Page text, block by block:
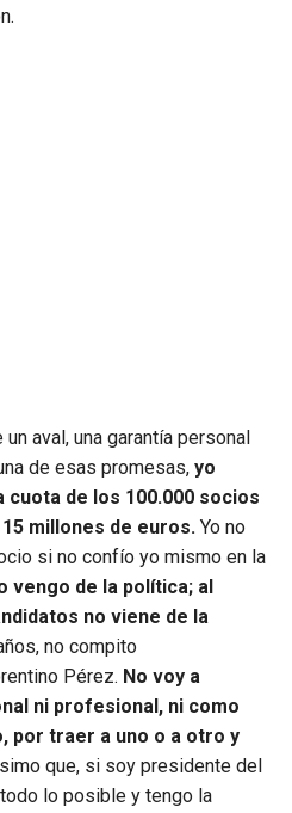
aval, una garantía personal
de esas promesas, yo
de los 100.000 socios
millones de euros. Yo no
si no confío yo mismo en la
vengo de la política; al
no viene de la
no compito
Pérez. No voy a
ni profesional, ni como
por traer a uno o a otro y
que, si soy presidente del
lo posible y tengo la